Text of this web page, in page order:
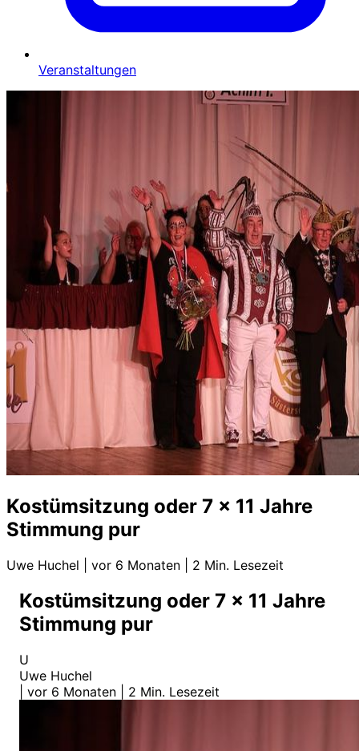
Veranstaltungen
Kostümsitzung oder 7 x 11 Jahre
Stimmung pur
Uwe Huchel vor 6 Monaten 2 Min. Lesezeit
Kostümsitzung oder 7 x 11 Jahre
Stimmung pur
U
Uwe Huchel
vor 6 Monaten 2 Min. Lesezeit